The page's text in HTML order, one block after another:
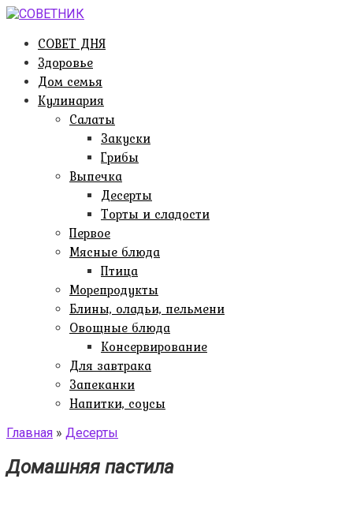
Перейти
контентуСОВЕТ ДНЯ
Здоровье
Дом семья
Кулинария
Салаты
Закуски
Грибы
Выпечка
Десерты
Торты и сладости
Первое
Мясные блюда
Птица
Морепродукты
Блины, оладьи, пельмени
Овощные блюда
Консервирование
Для завтрака
Запеканки
Напитки, соусы
Главная » Десерты
Домашняя пастила